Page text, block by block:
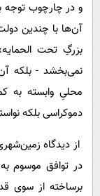
و در چارچوب توجه
آن‌ها با چندین
بزرگِ تحت
نمی‌بخشد - بلکه آن
محلیِ وابسته به
دموکراسی بلکه
از دیدگاه
در توافق موسوم
برساخته از سوی